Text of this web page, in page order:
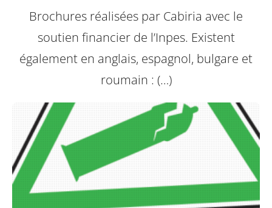
Brochures réalisées par Cabiria avec le
soutien financier de l’Inpes. Existent
également en anglais, espagnol, bulgare et
roumain : (…)